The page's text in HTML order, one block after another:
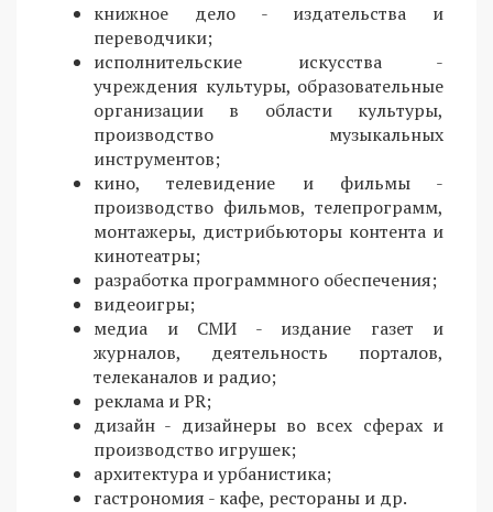
книжное дело - издательства и
переводчики;
исполнительские искусства -
учреждения культуры, образовательные
организации в области культуры,
производство музыкальных
инструментов;
кино, телевидение и фильмы -
производство фильмов, телепрограмм,
монтажеры, дистрибьюторы контента и
кинотеатры;
разработка программного обеспечения;
видеоигры;
медиа и СМИ - издание газет и
журналов, деятельность порталов,
телеканалов и радио;
реклама и PR;
дизайн - дизайнеры во всех сферах и
производство игрушек;
архитектура и урбанистика;
гастрономия - кафе, рестораны и др.